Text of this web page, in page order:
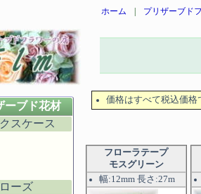
ホーム プリザーブド
価格はすべて税込価格
フローラテープ
モスグリーン
幅:12mm 長さ:27m
ーブド花材
スケース
ローズ